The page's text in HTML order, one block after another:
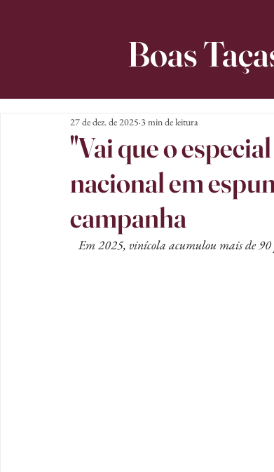
Boas
"Vai que o
nacional em
campanha
27 de dez. de 2025 3 min de leitura
Em 2025, vinícola acumulou mais de 90